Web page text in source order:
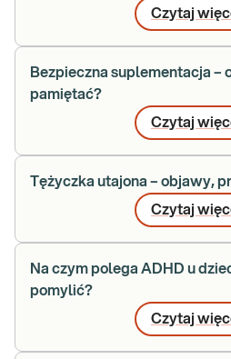
Czytaj
Bezpieczna suplementacja –
pamiętać?
Czytaj
Tężyczka utajona – objawy,
Czytaj
Na czym polega ADHD u
pomylić?
Czytaj